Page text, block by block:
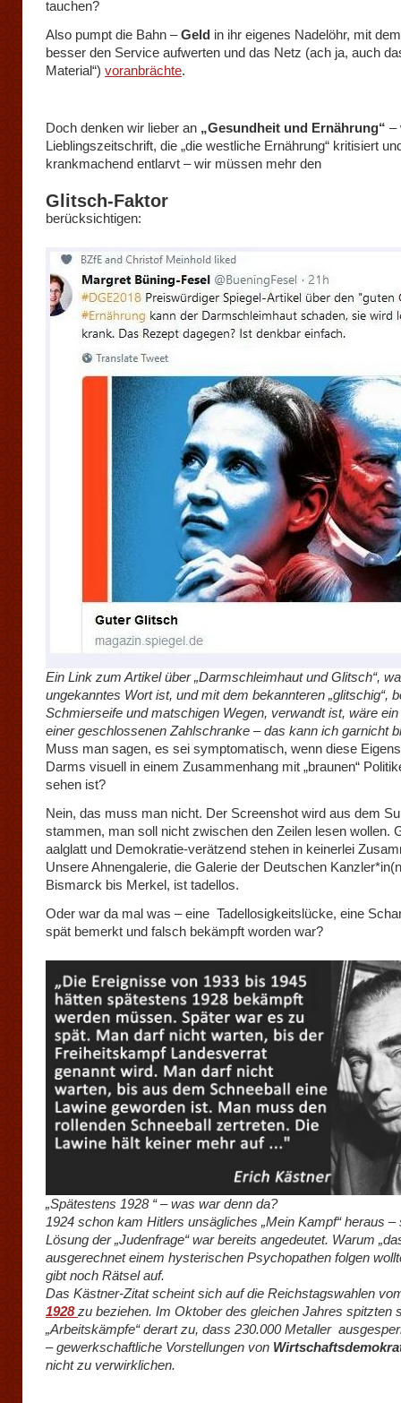
tauchen?
Also pumpt die Bahn –Geld in ihr eigenes Nadelöhr, mit
besser den Service aufwerten und das Netz (ach ja, auch
Material“) voranbrächte.
Doch denken wir lieber an „Gesundheit und Ernährung“ –
Lieblingszeitschrift, die „die westliche Ernährung“ kritisiert
krankmachend entlarvt – wir müssen mehr den
Glitsch-Faktor
berücksichtigen:
Ein Link zum Artikel über „Darmschleimhaut und Glitsch“,
ungekanntes Wort ist, und mit dem bekannteren „glitschig“,
Schmierseife und matschigen Wegen, verwandt ist, wäre
einer geschlossenen Zahlschranke – das kann ich garnicht
Muss man sagen, es sei symptomatisch, wenn diese
Darms visuell in einem Zusammenhang mit „braunen“
sehen ist?
Nein, das muss man nicht. Der Screenshot wird aus dem
stammen, man soll nicht zwischen den Zeilen lesen wollen.
aalglatt und Demokratie-verätzend stehen in keinerlei
Unsere Ahnengalerie, die Galerie der Deutschen
Bismarck bis Merkel, ist tadellos.
Oder war da mal was – eine Tadellosigkeitslücke, eine
spät bemerkt und falsch bekämpft worden war?
„Spätestens 1928 “ – was war denn da?
1924 schon kam Hitlers unsägliches „Mein Kampf“ heraus –
Lösung der „Judenfrage“ war bereits angedeutet. Warum
ausgerechnet einem hysterischen Psychopathen folgen
gibt noch Rätsel auf.
Das Kästner-Zitat scheint sich auf die Reichstagswahlen
1928zu beziehen. Im Oktober des gleichen Jahres spitzten
„Arbeitskämpfe“ derart zu, dass 230.000 Metaller
– gewerkschaftliche Vorstellungen von
nicht zu verwirklichen.